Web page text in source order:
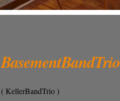
BasementBandTrio
( KellerBandTrio )